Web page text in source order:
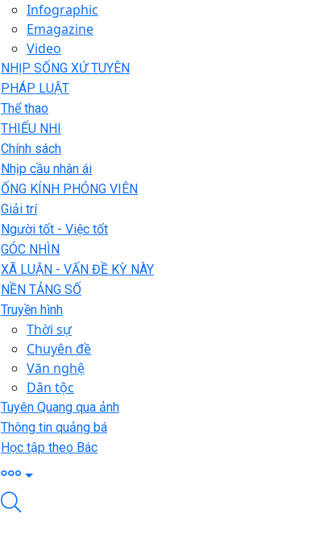
Infographic
Emagazine
Video
NHỊP SỐNG XỨ TUYÊN
PHÁP LUẬT
Thể thao
THIẾU NHI
Chính sách
Nhịp cầu nhân ái
ỐNG KÍNH PHÓNG VIÊN
Giải trí
Người tốt - Việc tốt
GÓC NHÌN
XÃ LUẬN - VẤN ĐỀ KỲ NÀY
NỀN TẢNG SỐ
Truyền hình
Thời sự
Chuyên đề
Văn nghệ
Dân tộc
Tuyên Quang qua ảnh
Thông tin quảng bá
Học tập theo Bác